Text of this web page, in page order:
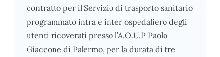
contratto per il Servizio di trasporto sanitario
programmato intra e inter ospedaliero degli
utenti ricoverati presso l’A.O.U.P Paolo
Giaccone di Palermo, per la durata di tre